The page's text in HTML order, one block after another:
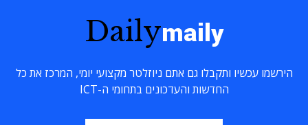
Dailymaily
הירשמו עכשיו ותקבלו גם אתם ניוזלטר מקצועי יומי, המרכז את כל
החדשות והעדכונים בתחומי ה-ICT